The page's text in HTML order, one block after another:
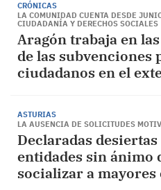
CRÓNICAS
LA COMUNIDAD CUENTA DESDE
CIUDADANÍA Y DERECHOS SOCIALES
Aragón trabaja en
de las subvenciones
ciudadanos en el
ASTURIAS
LA AUSENCIA DE SOLICITUDES
Declaradas
entidades sin ánimo
socializar a